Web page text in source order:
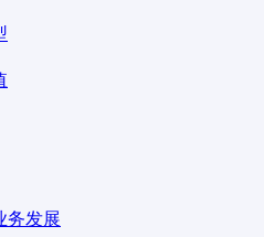
务发展